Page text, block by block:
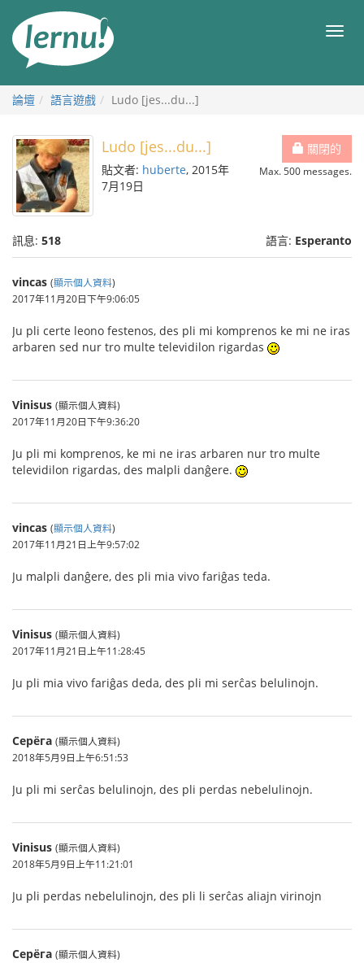
目
論壇 語言遊戲 Ludo [jes...du...]
關閉的
Max. 500 messages.
Ludo [jes...du...]
貼文者: huberte, 2015年
7月19日
訊息: 518 語言: Esperanto
vincas (顯示個人資料)
2017年11月20日下午9:06:05
Ju pli certe leono festenos, des pli mi komprenos ke mi ne iras
arbaren sed nur tro multe televidilon rigardas
Vinisus (顯示個人資料)
2017年11月20日下午9:36:20
Ju pli mi komprenos, ke mi ne iras arbaren nur tro multe
televidilon rigardas, des malpli danĝere.
vincas (顯示個人資料)
2017年11月21日上午9:57:02
Ju malpli danĝere, des pli mia vivo fariĝas teda.
Vinisus (顯示個人資料)
2017年11月21日上午11:28:45
Ju pli mia vivo fariĝas deda, des pli mi serĉas belulinojn.
Серёга (顯示個人資料)
2018年5月9日上午6:51:53
Ju pli mi serĉas belulinojn, des pli perdas nebelulinojn.
Vinisus (顯示個人資料)
2018年5月9日上午11:21:01
Ju pli perdas nebelulinojn, des pli li serĉas aliajn virinojn
Серёга (顯示個人資料)